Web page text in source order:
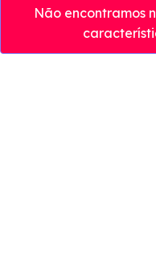
Não encontramos